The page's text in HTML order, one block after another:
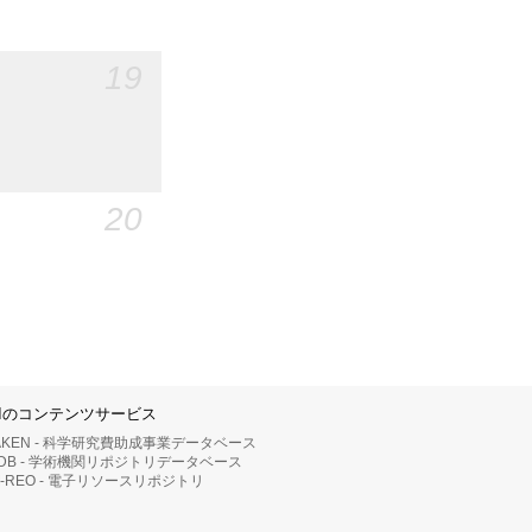
20
のコンテンツサービス
- 科学研究費助成事業データベース
- 学術機関リポジトリデータベース
REO - 電子リソースリポジトリ